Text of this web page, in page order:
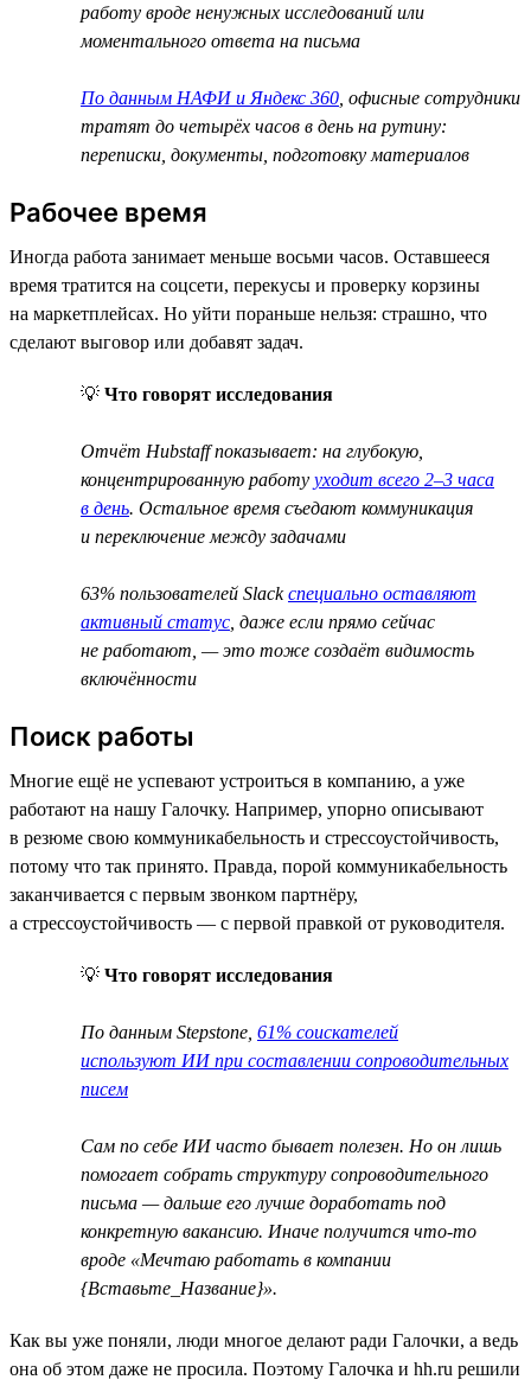
работу вроде ненужных исследований или
моментального ответа на письма
По данным НАФИ и Яндекс 360 , офисные сотрудники
тратят до четырёх часов в день на рутину:
переписки, документы, подготовку материалов
Рабочее время
Иногда работа занимает меньше восьми часов. Оставшееся
время тратится на соцсети, перекусы и проверку корзины
на маркетплейсах. Но уйти пораньше нельзя: страшно, что
сделают выговор или добавят задач.
💡 Что говорят исследования
Отчёт Hubstaff показывает: на глубокую,
концентрированную работу уходит всего 2–3 часа
в день. Остальное время съедают коммуникация
и переключение между задачами
63% пользователей Slackспециально оставляют
активный статус , даже если прямо сейчас
не работают, — это тоже создаёт видимость
включённости
Поиск работы
Многие ещё не успевают устроиться в компанию, а уже
работают на нашу Галочку. Например, упорно описывают
в резюме свою коммуникабельность и стрессоустойчивость,
потому что так принято. Правда, порой коммуникабельность
заканчивается с первым звонком партнёру,
а стрессоустойчивость — с первой правкой от руководителя.
💡 Что говорят исследования
По данным Stepstone, 61% соискателей
используют ИИ при составлении сопроводительных
писем
Сам по себе ИИ часто бывает полезен. Но он лишь
помогает собрать структуру сопроводительного
письма — дальше его лучше доработать под
конкретную вакансию. Иначе получится что-то
вроде «Мечтаю работать в компании
{Вставьте_Название}».
Как вы уже поняли, люди многое делают ради Галочки, а ведь
она об этом даже не просила. Поэтому Галочка и hh.ru решили